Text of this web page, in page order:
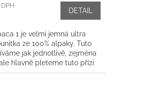
DETAIL
1 je velmi jemná ultra
ze 100% alpaky. Tuto
jak jednotlivě, zejména
hlavně pleteme tuto přízi
s vláknem...